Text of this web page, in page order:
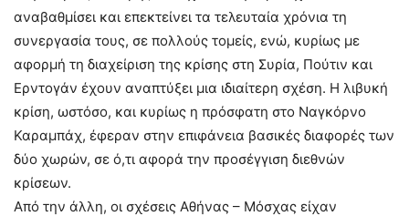
αναβαθμίσει και επεκτείνει τα τελευταία χρόνια τη
συνεργασία τους, σε πολλούς τομείς, ενώ, κυρίως με
αφορμή τη διαχείριση της κρίσης στη Συρία, Πούτιν και
Ερντογάν έχουν αναπτύξει μια ιδιαίτερη σχέση. Η λιβυκή
κρίση, ωστόσο, και κυρίως η πρόσφατη στο Ναγκόρνο
Καραμπάχ, έφεραν στην επιφάνεια βασικές διαφορές των
δύο χωρών, σε ό,τι αφορά την προσέγγιση διεθνών
κρίσεων.
Από την άλλη, οι σχέσεις Αθήνας – Μόσχας είχαν